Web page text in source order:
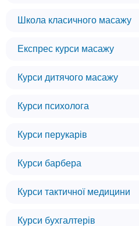
Школа класичного масажу
Експрес курси масажу
Курси дитячого масажу
Курси психолога
Курси перукарів
Курси барбера
Курси тактичної медицини
Курси бухгалтерів